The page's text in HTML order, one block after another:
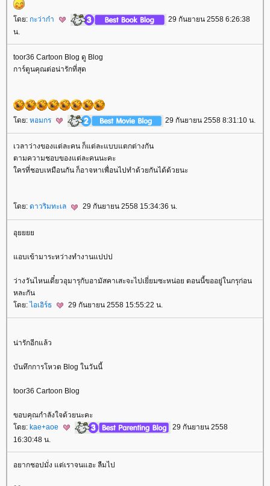
ดย: กะว่าก๋า
29 กันยายน 2558 6:26:38
น.
toor36 Cartoon Blog ดู Blog
การ์ตูนคุณต่อน่ารักที่สุด
ดย: หอมกร 29 กันยายน 2558 8:31:10 น.
เวลาว่างของแต่ละคน ก็แต่ละแบบแตกต่างกัน
ตามความชอบของแต่ละคนนะคะ
ครที่ชอบเหมือนกัน ก็อาจหาเพื่อนไปทำด้วยกันได้ด้วยนะ
ดย: ดาวริมทะเล 29 กันยายน 2558 15:34:36 น.
อุ
อบเข้ามาระหว่างทำงานแปปป
ว่างวันไหนเดี๋ยวอุมารุกับอามัสคาเสะจะไปเยี่ยมซะหน่อย ตอนนี้ขออยู่ในกรุก่อน
หละกัน
ดย:ไอเอิร์ธ 29 กันยายน 2558 15:55:22 น.
น่ารักอีกแล้ว
บันทึกการโหวต Blog ในวันนี้
toor36 Cartoon Blog
ขอบคุณกำลังใจด้วยนะคะ
ดย: kae+aoe
29 กันยายน 2558
16:30:48 น.
อยากชอปมั่ง แต่เราจนแฮะ ลืมไป